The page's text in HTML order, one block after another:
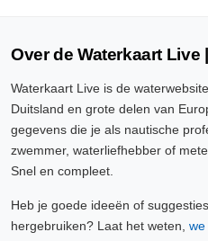
Over de Waterkaart Live
Waterkaart Live is de
Duitsland en grote delen van
gegevens die je als nautische
zwemmer, waterliefhebber of
Snel en compleet.
Heb je goede ideeën of
hergebruiken? Laat het weten, we